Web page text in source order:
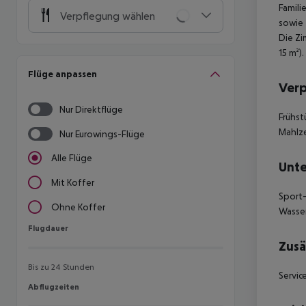
Verpflegung wählen
Flüge anpassen
Nur Direktflüge
Nur Eurowings-Flüge
Alle Flüge
Mit Koffer
Ohne Koffer
Flugdauer
Flugdauer
Bis zu 24 Stunden
Abflugzeiten
Abflugzeiten
sowie
Die
15